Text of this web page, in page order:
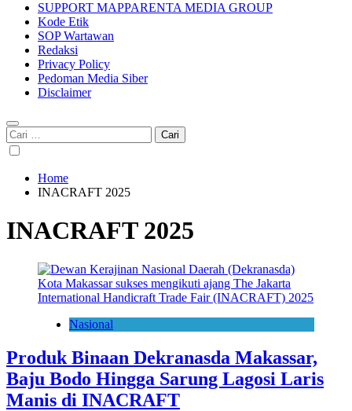
SUPPORT MAPPARENTA MEDIA GROUP
Kode Etik
SOP Wartawan
Redaksi
Privacy Policy
Pedoman Media Siber
Disclaimer
Cari
untuk:
Home
INACRAFT 2025
INACRAFT 2025
Nasional
Produk Binaan Dekranasda Makassar,
Baju Bodo Hingga Sarung Lagosi Laris
Manis di INACRAFT